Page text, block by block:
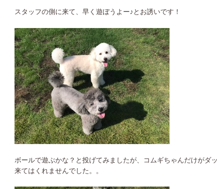
スタッフの側に来て、早く遊ぼうよー♪とお誘いです！
ボールで遊ぶかな？と投げてみましたが、コムギちゃんだけがダ
来てはくれませんでした。。